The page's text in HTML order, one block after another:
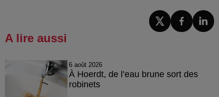
A lire aussi
6 août 2026
À Hoerdt, de l’eau brune sort des
robinets